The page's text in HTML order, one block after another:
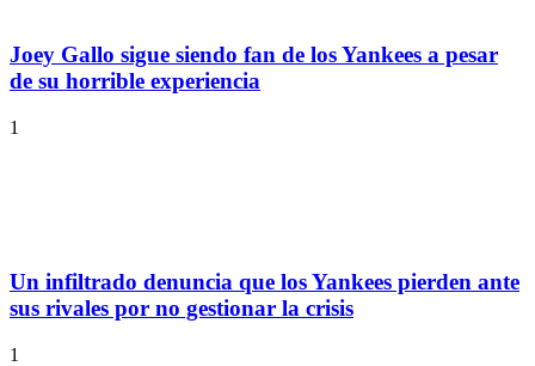
Joey Gallo sigue siendo fan de los Yankees a pesar
de su horrible experiencia
1
Un infiltrado denuncia que los Yankees pierden ante
sus rivales por no gestionar la crisis
1